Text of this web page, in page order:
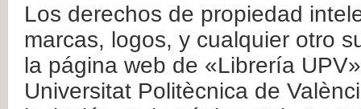
Los derechos de propiedad
marcas, logos, y cualquier otro
la página web de «Librería
Universitat Politècnica de